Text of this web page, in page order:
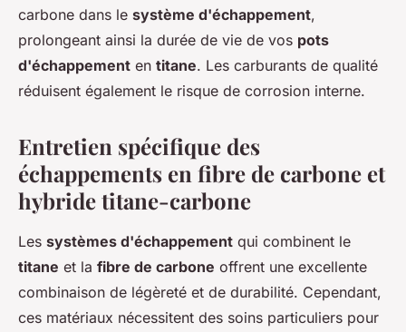
carbone dans le système d'échappement,
prolongeant ainsi la durée de vie de vos pots
d'échappement en titane. Les carburants de qualité
réduisent également le risque de corrosion interne.
Entretien spécifique des
échappements en fibre de carbone et
hybride titane-carbone
Les systèmes d'échappement qui combinent le
titane et la fibre de carbone offrent une excellente
combinaison de légèreté et de durabilité. Cependant,
ces matériaux nécessitent des soins particuliers pour